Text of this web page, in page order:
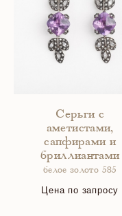
Серьги с
аметистами,
сапфирами и
бриллиантами
белое золото 585
Цена по запросу